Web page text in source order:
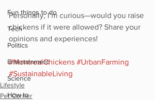
Fun things to do
Tech
Politics
Entertainment
Science
How to
Personally, I’m curious—would you raise
chickens if it were allowed? Share your
opinions and experiences!
#MontrealChickens #UrbanFarming
#SustainableLiving
Lifestyle
Pet Corner